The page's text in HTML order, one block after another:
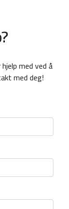
med ved å
med deg!